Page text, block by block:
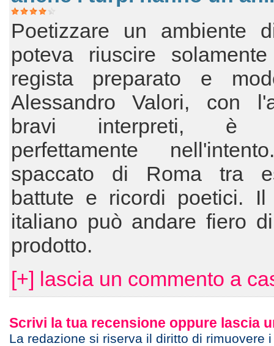
Poetizzare un ambiente
poteva riuscire
regista preparato e
Alessandro Valori, con
bravi interpreti, è
perfettamente
spaccato di Roma tra
battute e ricordi poetici. Il
italiano può andare fiero
prodotto.
[+] lascia un commento a
Scrivi la tua recensione oppure lascia
La redazione si riserva il diritto di rimuovere